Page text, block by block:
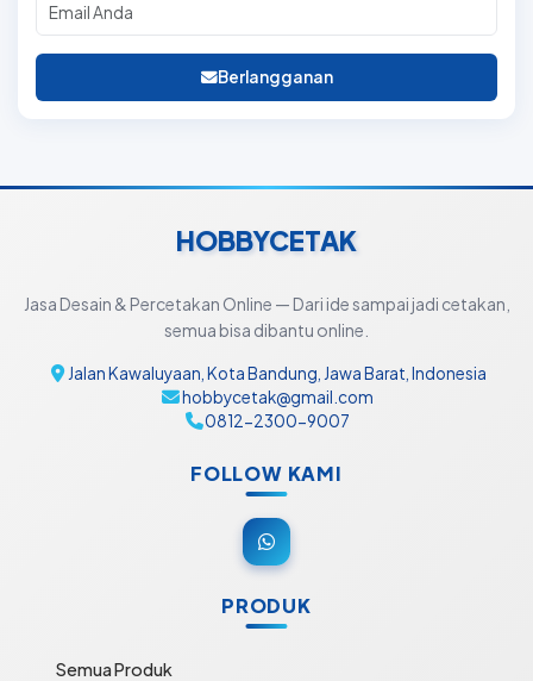
Berlangganan
HOBBYCETAK
Jasa Desain & Percetakan Online — Dari ide sampai jadi cetakan,
semua bisa dibantu online.
Jalan Kawaluyaan, Kota Bandung, Jawa Barat, Indonesia
hobbycetak@gmail.com
0812-2300-9007
FOLLOW KAMI
PRODUK
Semua Produk